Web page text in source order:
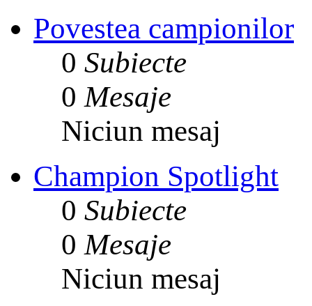
Povestea campionilor
0 Subiecte
0 Mesaje
Niciun mesaj
Champion Spotlight
0 Subiecte
0 Mesaje
Niciun mesaj